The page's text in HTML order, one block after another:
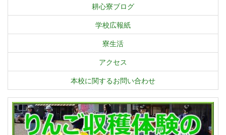
耕心寮ブログ
学校広報紙
寮生活
アクセス
本校に関するお問い合わせ